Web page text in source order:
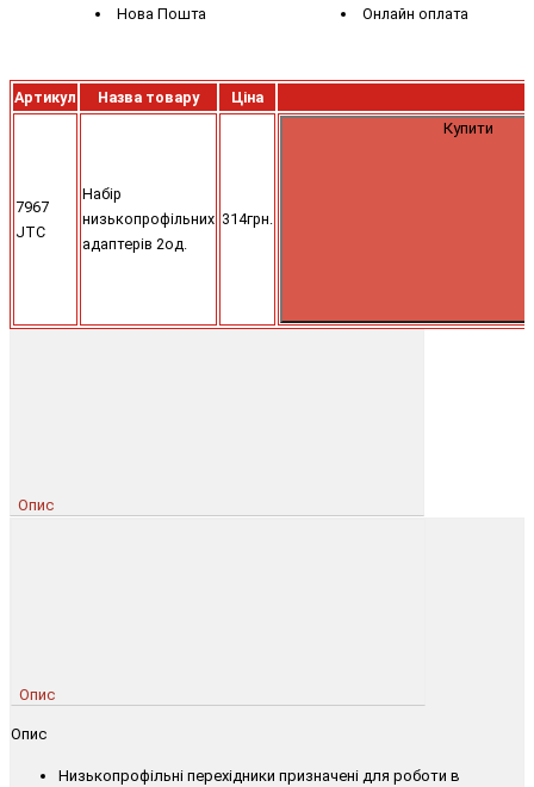
Нова Пошта
Онлайн оплата
Артикул Назва товару Ціна
7967
JTC
Набір
низькопрофільних
адаптерів 2од.
314грн.
Купити
Опис
Опис
Опис
Низькопрофільні перехідники призначені для роботи в